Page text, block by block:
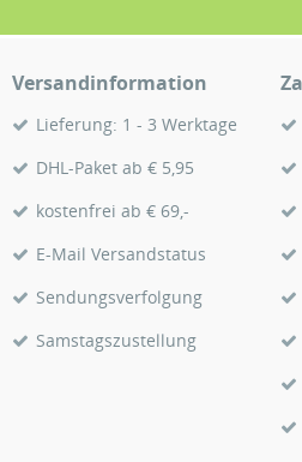
Versandinformation
Lieferung: 1 - 3 Werktage
DHL-Paket ab € 5,95
kostenfrei ab € 69,-
E-Mail Versandstatus
Sendungsverfolgung
Samstagszustellung